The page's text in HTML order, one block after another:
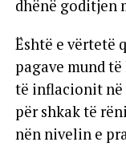
dhënë goditjen
Është e vërtetë
pagave mund
të inflacionit në
për shkak të
nën nivelin e